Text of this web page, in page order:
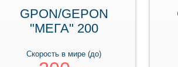
GPON/GEPON
"МЕГА" 200
Скорость в мире (до)